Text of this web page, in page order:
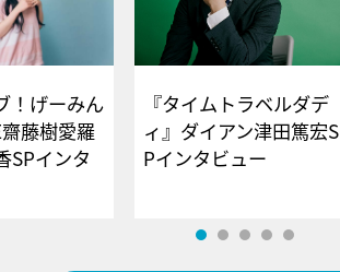
！げーみん
藤樹愛羅
SPインタ
『タイムトラベルダデ
ィ』ダイアン津田篤宏S
Pインタビュー